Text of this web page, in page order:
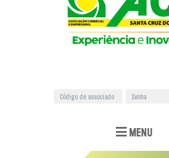
MENU